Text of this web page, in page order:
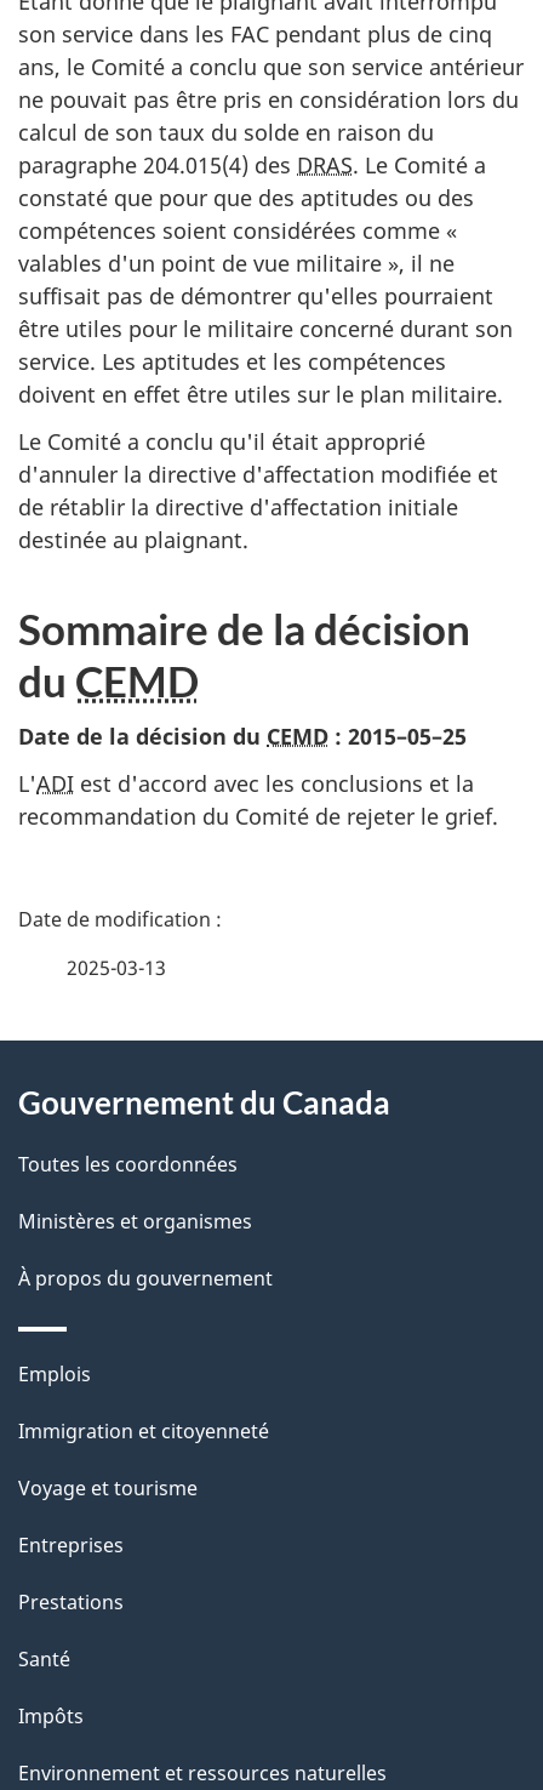
son service dans les FAC pendant plus de cinq
ans, le Comité a conclu que son service antérieur
ne pouvait pas être pris en considération lors du
calcul de son taux du solde en raison du
paragraphe 204.015(4) des DRAS. Le Comité a
constaté que pour que des aptitudes ou des
compétences soient considérées comme «
valables d'un point de vue militaire », il ne
suffisait pas de démontrer qu'elles pourraient
être utiles pour le militaire concerné durant son
service. Les aptitudes et les compétences
doivent en effet être utiles sur le plan militaire.
Le Comité a conclu qu'il était approprié
d'annuler la directive d'affectation modifiée et
de rétablir la directive d'affectation initiale
destinée au plaignant.
Sommaire de la décision
du CEMD
Date de la décision du CEMD : 2015–05–25
L'ADI est d'accord avec les conclusions et la
recommandation du Comité de rejeter le grief.
D
i
l
s
d
e
l
a
p
a
g
e
2025-03-13
propos
de
ce
site
Gouvernement du Canada
Toutes les coordonnées
Ministères et organismes
À propos du gouvernement
Thèmes
sujets
Emplois
Immigration et citoyenneté
Voyage et tourisme
Entreprises
Prestations
Santé
Impôts
Environnement et ressources naturelles